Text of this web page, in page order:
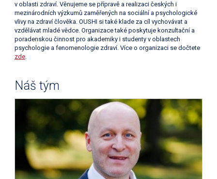
v oblasti zdraví. Věnujeme se přípravě a realizaci českých i
mezinárodních výzkumů zaměřených na sociální a psychologické
vlivy na zdraví člověka. OUSHI si také klade za cíl vychovávat a
vzdělávat mladé vědce. Organizace také poskytuje konzultační a
poradenskou činnost pro akademiky i studenty v oblastech
psychologie a fenomenologie zdraví. Více o organizaci se dočtete
zde.
Náš tým